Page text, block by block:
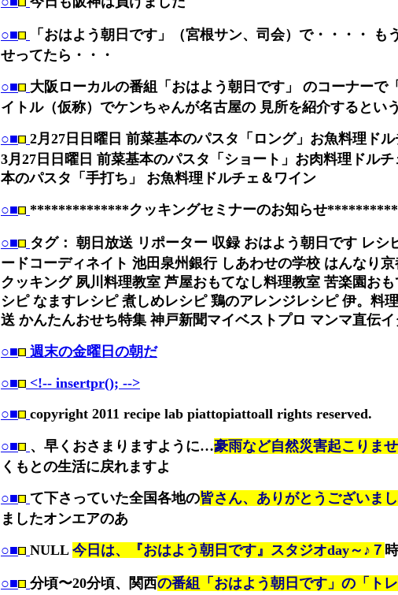
○■ 「おはよう朝日です」（宮根サン、司会）で・・・・
せってたら・・・
○■ 大阪ローカルの番組「おはよう朝日です」 のコーナーで
イトル（仮称）でケンちゃんが名古屋の 見所を紹介するとい
○■ 2月27日日曜日 前菜基本のパスタ「ロング」お魚料理ド
3月27日日曜日 前菜基本のパスタ「ショート」お肉料理ドル
本のパスタ「手打ち」 お魚料理ドルチェ＆ワイン
○■ **************クッキングセミナーのお知らせ
○■ タグ： 朝日放送 リポーター 収録 おはよう朝日です レシ
ードコーディネイト 池田泉州銀行 しあわせの学校 はんなり
クッキング 夙川料理教室 芦屋おもてなし料理教室 苦楽園お
シピ なますレシピ 煮しめレシピ 鶏のアレンジレシピ 伊。料
送 かんたんおせち特集 神戸新聞マイベストプロ マンマ直伝
○■
週末の金曜日の朝だ
○■
<!-- insertpr(); -->
○■
copyright 2011 recipe lab piattopiattoall rights reserved.
○■ 、早くおさまりますように…豪雨など自然災害起こりま
くもとの生活に戻れますよ
○■ て下さっていた全国各地の皆さん、ありがとうございま
ましたオンエアのあ
○■ NULL 今日は、『おはよう朝日です』スタジオday～♪７
○■ 分頃〜20分頃、関西の番組「おはよう朝日です」の「ト